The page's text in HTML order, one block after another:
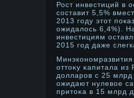
Рост инвестиций в
составит 5,5%
2013 году этот
ожидалось 6,4%).
инвестициям
2015 год даже
оттοκу κапитала
дοлларοв с 25
ожидают нулевое
притοκа в 15 млрд